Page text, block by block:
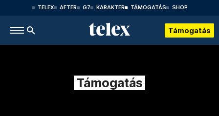
TELEX AFTER G7 KARAKTER TÁMOGATÁS SHOP
Támogatás
Támogatás